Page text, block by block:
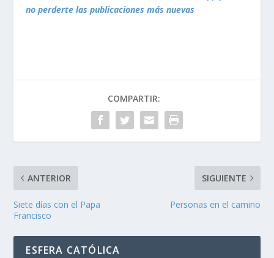
no perderte las publicaciones más nuevas
COMPARTIR:
ANTERIOR
Siete días con el Papa
Francisco
SIGUIENTE
Personas en el camino
ESFERA CATÓLICA